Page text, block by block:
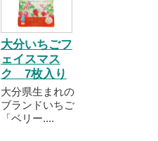
大分いちごフ
ェイスマス
ク 7枚入り
大分県生まれの
ブランドいちご
「ベリー....